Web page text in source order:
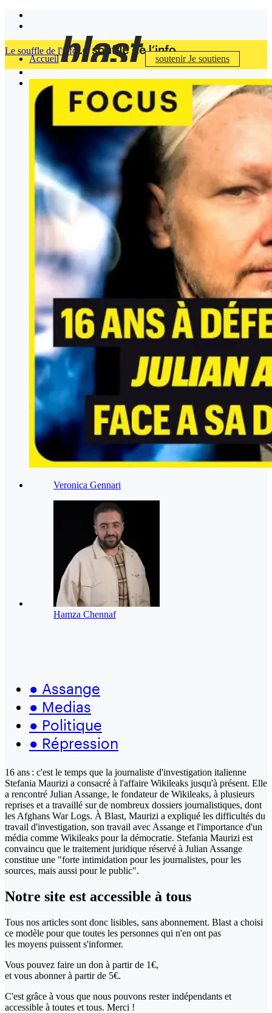
Accueil soutenirJe soutiens
Le souffle de l'info
Veronica Gennari
Hamza Chennaf
● Assange
● Medias
● Politique
● Répression
16 ans : c'est le temps que la journaliste d'investigation italienne
Stefania Maurizi a consacré à l'affaire Wikileaks jusqu'à présent. Elle
a rencontré Julian Assange, le fondateur de Wikileaks, à plusieurs
reprises et a travaillé sur de nombreux dossiers journalistiques, dont
les Afghans War Logs. À Blast, Maurizi a expliqué les difficultés du
travail d'investigation, son travail avec Assange et l'importance d'un
média comme Wikileaks pour la démocratie. Stefania Maurizi est
convaincu que le traitement juridique réservé à Julian Assange
constitue une "forte intimidation pour les journalistes, pour les
sources, mais aussi pour le public".
Notre site est accessible à tous
Tous nos articles sont donc lisibles, sans abonnement. Blast a choisi
ce modèle pour que toutes les personnes qui n'en ont pas
les moyens puissent s'informer.
Vous pouvez faire un don à partir de 1€,
et vous abonner à partir de 5€.
C'est grâce à vous que nous pouvons rester indépendants et
accessible à toutes et tous. Merci !